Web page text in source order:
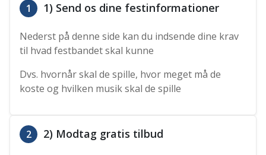
1 1) Send os dine festinformationer
Nederst på denne side kan du indsende dine krav
til hvad festbandet skal kunne
Dvs. hvornår skal de spille, hvor meget må de
koste og hvilken musik skal de spille
2 2) Modtag gratis tilbud